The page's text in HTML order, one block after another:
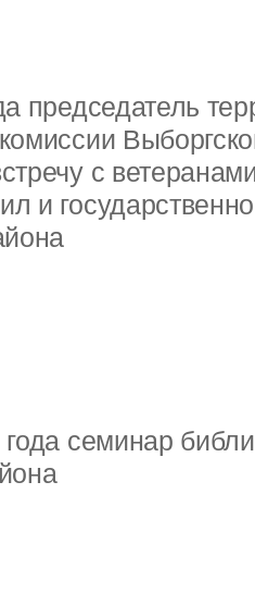
председатель
с
и
семинар